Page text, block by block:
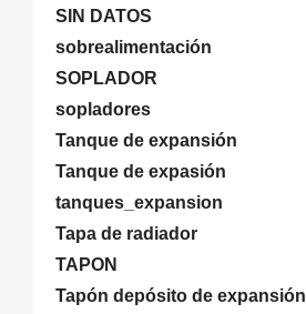
SIN DATOS
sobrealimentación
SOPLADOR
sopladores
Tanque de expansión
Tanque de expasión
tanques_expansion
Tapa de radiador
TAPON
Tapón depósito de expansión